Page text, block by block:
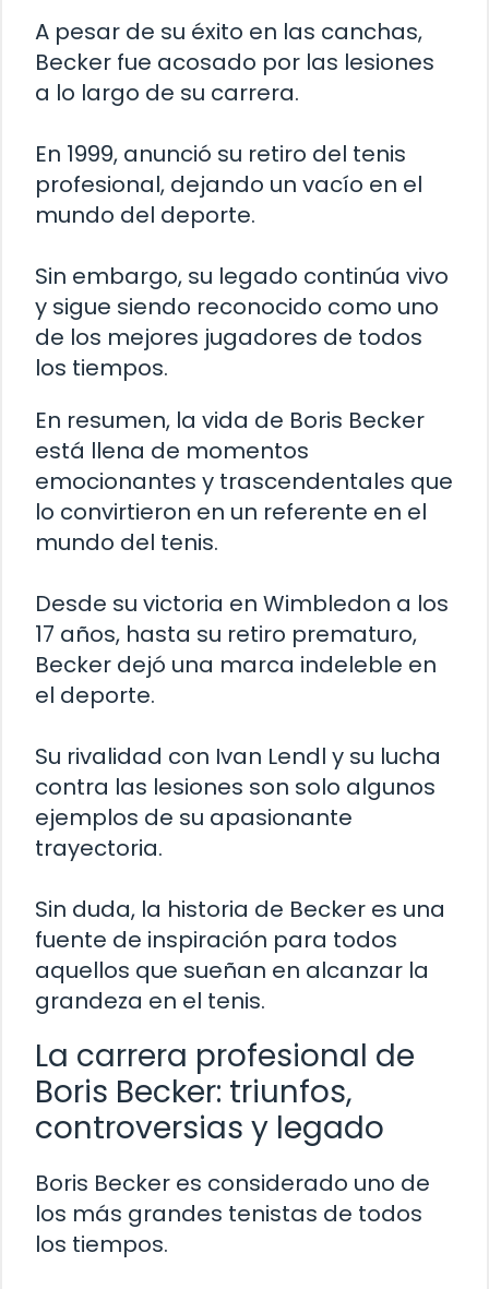
A pesar de su éxito en las canchas,
Becker fue acosado por las lesiones
a lo largo de su carrera.
En 1999, anunció su retiro del tenis
profesional, dejando un vacío en el
mundo del deporte.
Sin embargo, su legado continúa vivo
y sigue siendo reconocido como uno
de los mejores jugadores de todos
los tiempos.
En resumen, la vida de Boris Becker
está llena de momentos
emocionantes y trascendentales que
lo convirtieron en un referente en el
mundo del tenis.
Desde su victoria en Wimbledon a los
17 años, hasta su retiro prematuro,
Becker dejó una marca indeleble en
el deporte.
Su rivalidad con Ivan Lendl y su lucha
contra las lesiones son solo algunos
ejemplos de su apasionante
trayectoria.
Sin duda, la historia de Becker es una
fuente de inspiración para todos
aquellos que sueñan en alcanzar la
grandeza en el tenis.
La carrera profesional de
Boris Becker: triunfos,
controversias y legado
Boris Becker es considerado uno de
los más grandes tenistas de todos
los tiempos.